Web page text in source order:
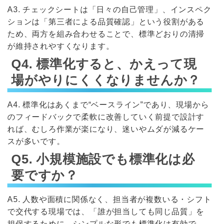
A3. チェックシートは「日々の自己管理」、インスペク
ションは「第三者による品質確認」という役割がある
ため、両方を組み合わせることで、標準どおりの清掃
が維持されやすくなります。
Q4. 標準化すると、かえって現
場がやりにくくなりませんか？
A4. 標準化はあくまで“ベースライン”であり、現場から
のフィードバックで柔軟に改善していく前提で設計す
れば、むしろ作業が楽になり、迷いやムダが減るケー
スが多いです。
Q5. 小規模施設でも標準化は必
要ですか？
A5. 人数や面積に関係なく、担当者が複数いる・シフト
で交代する現場では、「誰が担当しても同じ品質」を